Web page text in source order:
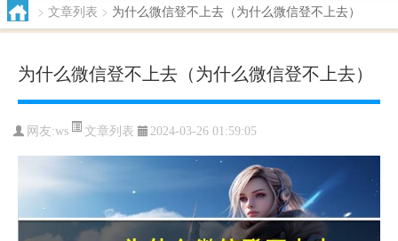
> 文章列表 > 为什么微信登不上去（为什么微信登不上去）
为什么微信登不上去（为什么微信登不上去）
网友:ws 文章列表 2024-03-26 01:59:05